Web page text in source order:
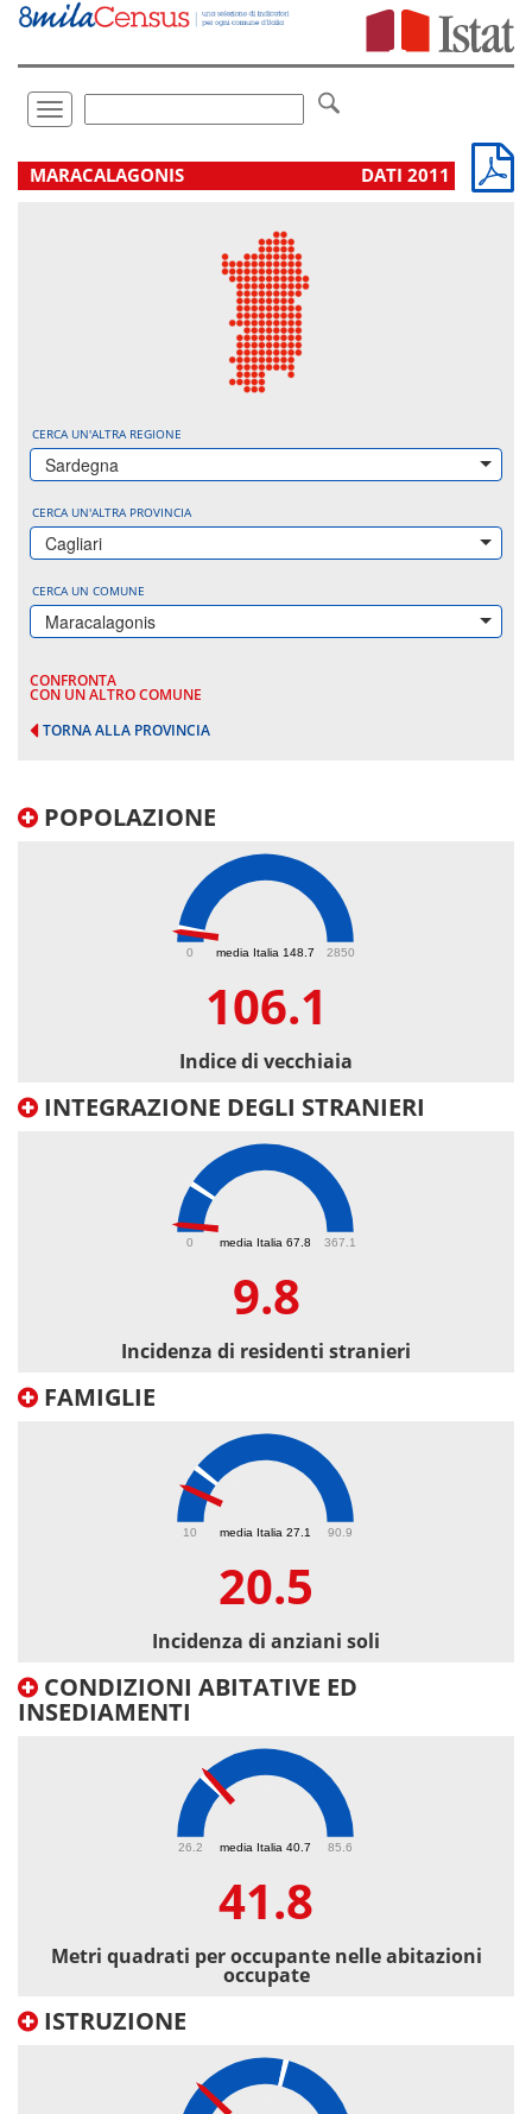
Vai
direttamente
Toggle
navigation
.
MARACALAGONIS DATI 2011
CERCA UN'ALTRA REGIONE
Sardegna
CERCA UN'ALTRA PROVINCIA
Cagliari
CERCA UN COMUNE
Maracalagonis
CONFRONTA
CON UN ALTRO COMUNE
TORNA ALLA PROVINCIA
POPOLAZIONE
media Italia 148.7
0 2850
106.1
Indice di vecchiaia
INTEGRAZIONE DEGLI STRANIERI
media Italia 67.8
0 367.1
9.8
Incidenza di residenti stranieri
FAMIGLIE
media Italia 27.1
10 90.9
20.5
Incidenza di anziani soli
CONDIZIONI ABITATIVE ED
INSEDIAMENTI
media Italia 40.7
26.2 85.6
41.8
Metri quadrati per occupante nelle abitazioni
occupate
ISTRUZIONE